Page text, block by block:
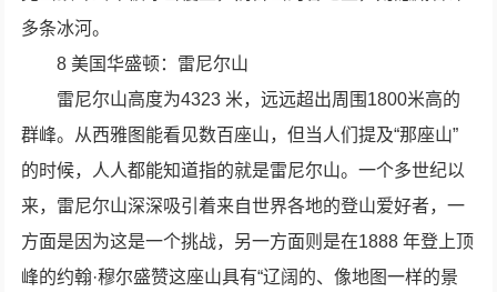
多条冰河。
8 美国华盛顿：雷尼尔山
雷尼尔山高度为4323 米，远远超出周围1800米高的
群峰。从西雅图能看见数百座山，但当人们提及“那座山”
的时候，人人都能知道指的就是雷尼尔山。一个多世纪以
来，雷尼尔山深深吸引着来自世界各地的登山爱好者，一
方面是因为这是一个挑战，另一方面则是在1888 年登上顶
峰的约翰·穆尔盛赞这座山具有“辽阔的、像地图一样的景